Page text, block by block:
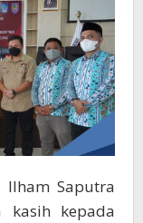
Ilham Saputra
kasih kepada